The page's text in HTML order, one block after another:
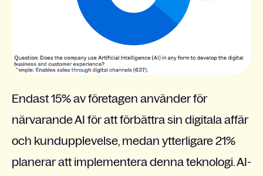
Endast 15% av företagen använder för
närvarande AI för att förbättra sin digitala affär
och kundupplevelse, medan ytterligare 21%
planerar att implementera denna teknologi. AI-